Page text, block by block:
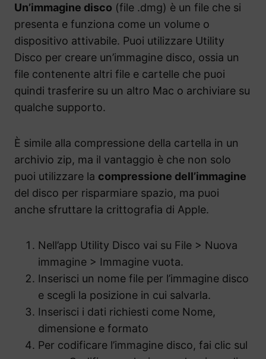
Un’immagine disco (file .dmg) è un file che si
presenta e funziona come un volume o
dispositivo attivabile. Puoi utilizzare Utility
Disco per creare un’immagine disco, ossia un
file contenente altri file e cartelle che puoi
quindi trasferire su un altro Mac o archiviare su
qualche supporto.
È simile alla compressione della cartella in un
archivio zip, ma il vantaggio è che non solo
puoi utilizzare la compressione dell’immagine
del disco per risparmiare spazio, ma puoi
anche sfruttare la crittografia di Apple.
Nell’app Utility Disco vai su File > Nuova
immagine > Immagine vuota.
Inserisci un nome file per l’immagine disco
e scegli la posizione in cui salvarla.
Inserisci i dati richiesti come Nome,
dimensione e formato
Per codificare l’immagine disco, fai clic sul